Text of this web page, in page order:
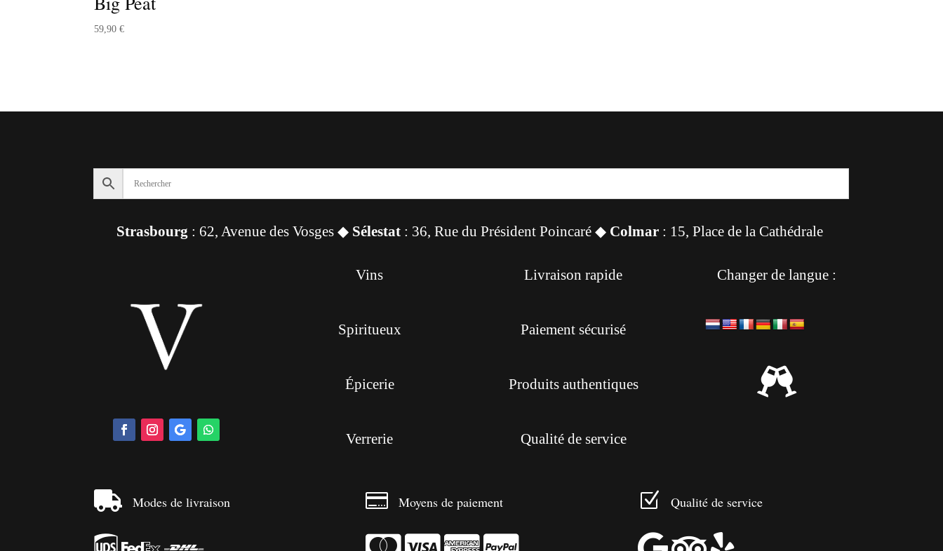
59,90€
Strasbourg : 62, Avenue des Vosges ◆ Sélestat : 36, Rue du Président Poincaré ◆ Colmar : 15, Place de la Cathédrale
Vins
Spiritueux
Épicerie
Verrerie
Livraison rapide
Paiement sécurisé
Produits authentiques
Qualité de service
Changer de langue :

 Modes de livraison  Moyens de paiement Z Qualité de service